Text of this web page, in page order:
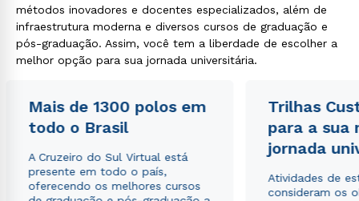
métodos inovadores e docentes especializados, além de
infraestrutura moderna e diversos cursos de graduação e
pós-graduação. Assim, você tem a liberdade de escolher a
melhor opção para sua jornada universitária.
Mais de 1300 polos em
todo o Brasil
A Cruzeiro do Sul Virtual está
presente em todo o país,
oferecendo os melhores cursos
Trilhas
para a sua
jornada
Atividades de
consideram os